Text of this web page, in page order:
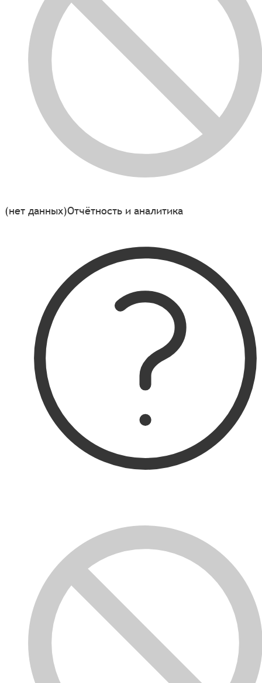
(нет данных)Отчётность и аналитика